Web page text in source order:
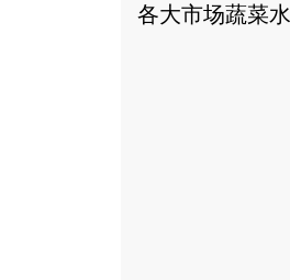
各大市场蔬菜